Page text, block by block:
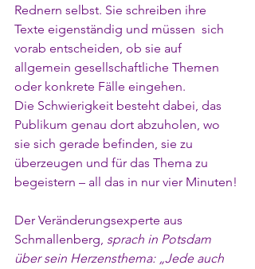
Rednern selbst. Sie schreiben ihre
Texte eigenständig und müssen  sich
vorab entscheiden, ob sie auf
allgemein gesellschaftliche Themen
oder konkrete Fälle eingehen.
Die Schwierigkeit besteht dabei, das
Publikum genau dort abzuholen, wo
sie sich gerade befinden, sie zu
überzeugen und für das Thema zu
begeistern – all das in nur vier Minuten!
Der Veränderungsexperte aus
Schmallenberg, sprach in Potsdam
über sein Herzensthema: „Jede auch